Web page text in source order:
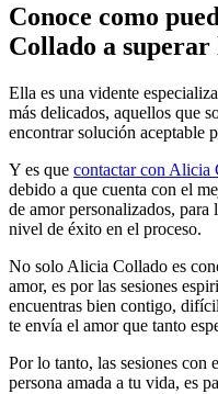
Conoce como
Collado a superar
Ella es una vidente
más delicados, aquellos que
encontrar solución aceptable
Y es que contactar con Alicia
debido a que cuenta con el
de amor personalizados,
nivel de éxito en el proceso.
No solo Alicia Collado es
amor, es por las sesiones
encuentras bien contigo,
te envía el amor que tanto
Por lo tanto, las sesiones con
persona amada a tu vida, es